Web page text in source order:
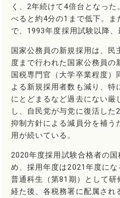
く、2年続けて4倍台となっ
べると約4分の1まで低下。ま
で、1993年度採用試験以降、
国家公務員の新規採用は、
度まで行われた国家公務員の
国税専門官（大学卒業程度）
よる新規採用者数も減り、特
にとどまるなど過去にない厳
し、自民党が与党に復活した
抑制方針による減員分を補う
用が続いている。
2020年度採用試験合格者の
め、採用年度は2021年度に
普通科生（第81期）として
経た後、各税務署に配属され